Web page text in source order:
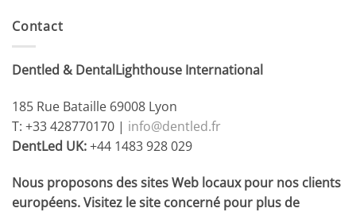
Contact
Dentled & DentalLighthouse International
185 Rue Bataille 69008 Lyon
T: +33 428770170 | info@dentled.fr
DentLed UK:+44 1483 928 029
Nous proposons des sites Web locaux pour nos clients
européens. Visitez le site concerné pour plus de